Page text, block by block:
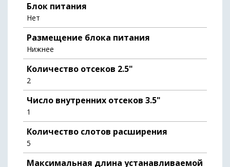
Блок питания
Нет
Размещение блока питания
Нижнее
Количество отсеков 2.5"
2
Число внутренних отсеков 3.5"
1
Количество слотов расширения
5
Максимальная длина устанавливаемой